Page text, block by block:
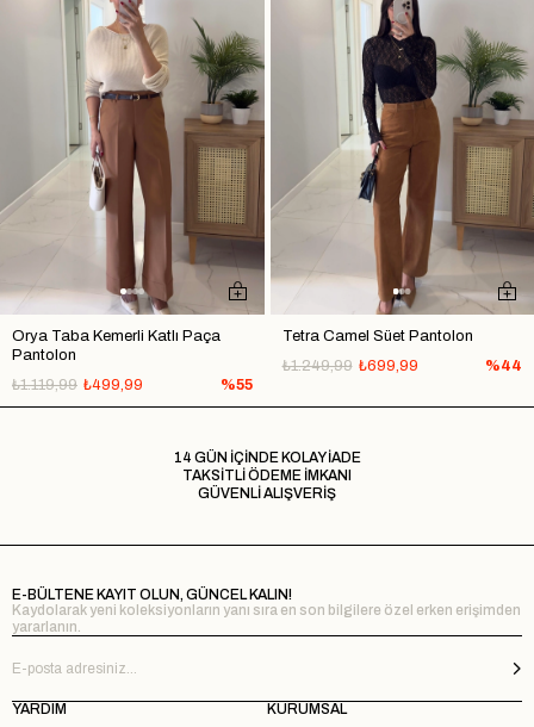
Orya Taba Kemerli Katlı Paça
Pantolon
₺499,99
₺1.119,99 %55
Tetra Camel Süet Pantolon
₺699,99
₺1.249,99 %44
14 GÜN İÇİNDE KOLAY İADE
TAKSİTLİ ÖDEME İMKANI
GÜVENLİ ALIŞVERİŞ
E-BÜLTENE KAYIT OLUN, GÜNCEL KALIN!
Kaydolarak yeni koleksiyonların yanı sıra en son bilgilere özel erken erişimden
yararlanın.
YARDIM KURUMSAL